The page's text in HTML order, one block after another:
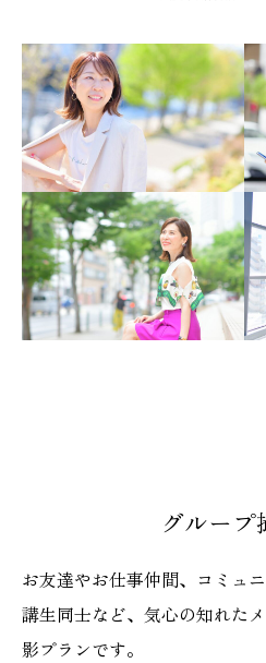
グループ
お友達やお仕事仲間、コミュ
講生同士など、気心の知れた
影プランです。